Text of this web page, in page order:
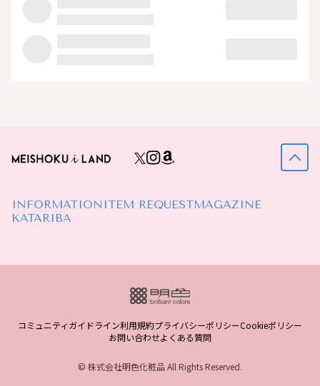
INFORMATION ITEM REQUESTMAGAZINE
KATARIBA
コミュニティガイドライン利用規約プライバシーポリシーCookieポリシー
お問い合わせよくある質問
© 株式会社明色化粧品 All Rights Reserved.